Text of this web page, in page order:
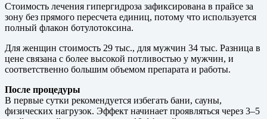
Стоимость лечения гипергидроза зафиксирована в прайсе за
зону без прямого пересчета единиц, потому что используется
полный флакон ботулотоксина.
Для женщин стоимость 29 тыс., для мужчин 34 тыс. Разница в
цене связана с более высокой потливостью у мужчин, и
соответственно большим объемом препарата и работы.
После процедуры
В первые сутки рекомендуется избегать бани, сауны,
физических нагрузок. Эффект начинает проявляться через 3–5